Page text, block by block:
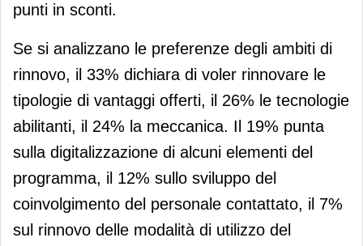
punti in sconti.
Se si analizzano le preferenze degli ambiti di
rinnovo, il 33% dichiara di voler rinnovare le
tipologie di vantaggi offerti, il 26% le tecnologie
abilitanti, il 24% la meccanica. Il 19% punta
sulla digitalizzazione di alcuni elementi del
programma, il 12% sullo sviluppo del
coinvolgimento del personale contattato, il 7%
sul rinnovo delle modalità di utilizzo del